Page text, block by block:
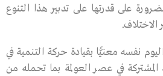
على قدرتها على تدبير هذا التنوع
الاختلاف.
نفسه معنيًّا بقيادة حركة التنمية في
في عصر العولمة بما تحمله من